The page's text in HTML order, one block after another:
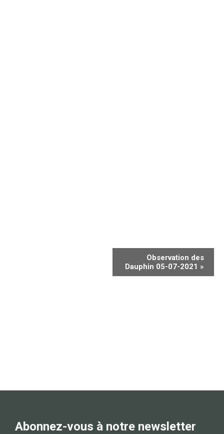
Observation des
Dauphin 05-07-2021 »
Abonnez-vous à notre newsletter